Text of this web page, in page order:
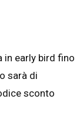
early bird fino
sarà di
sconto